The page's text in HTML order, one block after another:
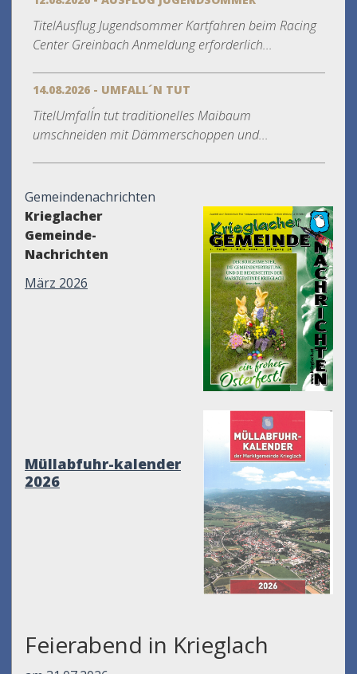
TitelAusflug Jugendsommer Kartfahren beim Racing
Center Greinbach Anmeldung erforderlich...
14.08.2026 - UMFALL´N TUT
TitelUmfall´n tut traditionelles Maibaum
umschneiden mit Dämmerschoppen und...
Gemeindenachrichten
Krieglacher
Gemeinde-
Nachrichten
März 2026
Müllabfuhr-kalender
2026
Feierabend in Krieglach